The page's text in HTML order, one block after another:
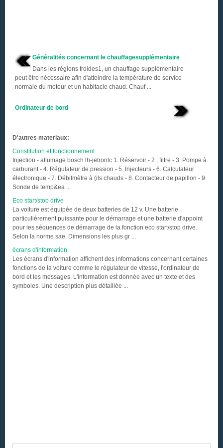
Généralités concernant le chauffagesupplémentaire
Dans les régions froides1, un chauffage supplémentaire
peut être nécessaire afin d'atteindre la température de service
normale du moteur et un habitacle chaud. Chauf ...
Ordinateur de bord
...
D'autres materiaux:
Constitution et fonctionnement
Injection - allumage bosch lh-jetronlc 1. Réservoir - 2 ; filtre - 3. Pompe à
carburant - 4. Régulateur de pression - 5. Injecteurs - 6. Calculateur
électronique - 7. Débitmètre à (ils chauds - 8. Contacteur de papillon - 9.
Sonde de temp&ea ...
Eco start/stop drive
La voiture est équipée de deux batteries de 12 v. Une batterie
particulièrement puissante pour le démarrage et une batterie d'appoint
pour les séquences de démarrage de la fonction eco start/stop drive.
Selon la norme sae. Dimensions les plus gr ...
écrans d'information
Les écrans d'information affichent des informations concernant certaines
fonctions de la voiture comme le régulateur de vitesse, l'ordinateur de
bord et les messages. L'information est donnée avec un texte et des
symboles. Une description plus détaillée ...